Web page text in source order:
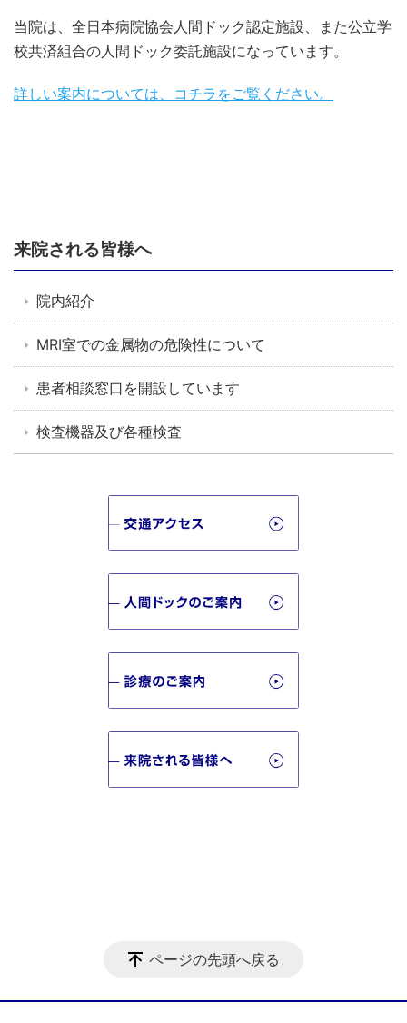
当院は、全日本病院協会人間ドック認定施設、また公立学
校共済組合の人間ドック委託施設になっています。
詳しい案内については、コチラをご覧ください。
来院される皆様へ
院内紹介
MRI室での金属物の危険性について
患者相談窓口を開設しています
検査機器及び各種検査
ページの先頭へ戻る